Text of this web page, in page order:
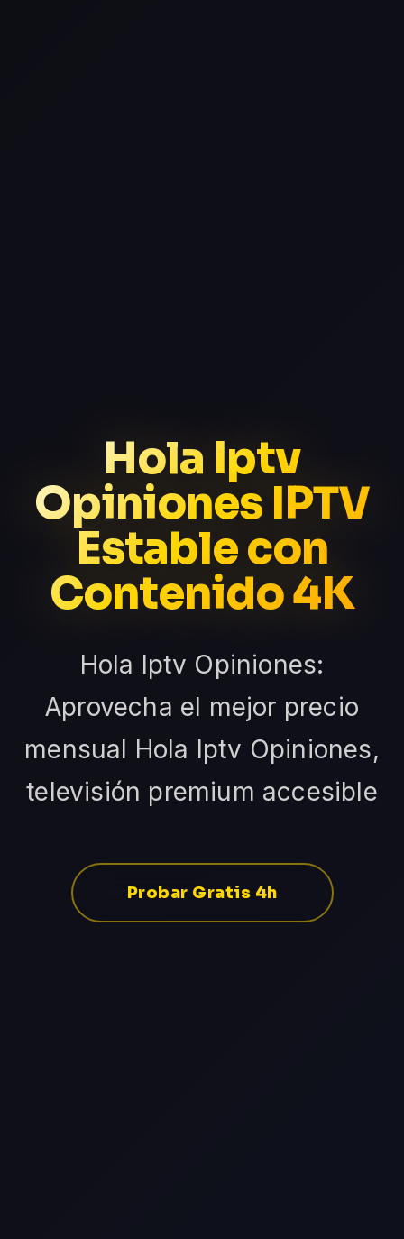
Hola Iptv
Opiniones IPTV
Estable con
Contenido 4K
Hola Iptv Opiniones:
Aprovecha el mejor precio
mensual Hola Iptv Opiniones,
televisión premium accesible
Probar Gratis 4h